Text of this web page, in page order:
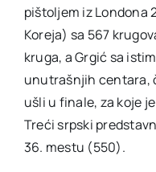
pištoljem iz Londona
Koreja) sa 567
kruga, a Grgić sa
unutrašnjih centara,
ušli u finale, za koje
Treći srpski
36. mestu (550).